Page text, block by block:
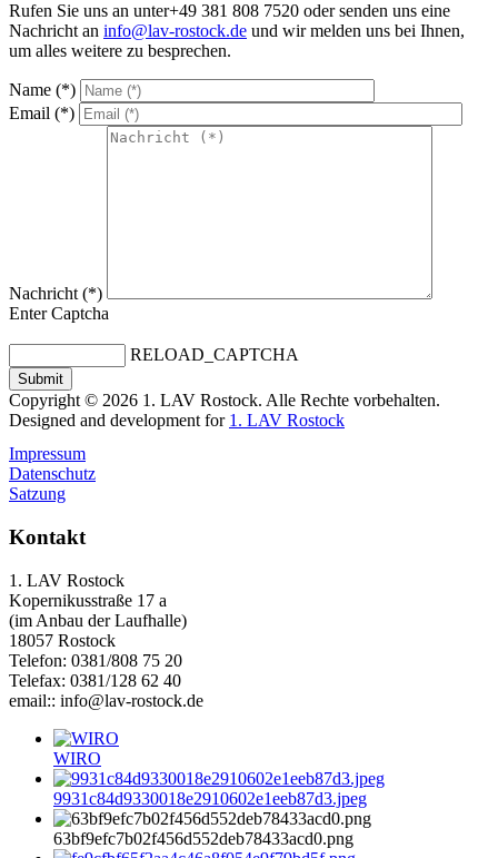
Rufen Sie uns an unter+49 381 808 7520 oder senden uns eine
Nachricht an info@lav-rostock.de und wir melden uns bei Ihnen,
um alles weitere zu besprechen.
Name (*)
Email (*)
Nachricht (*)
Enter Captcha
RELOAD_CAPTCHA
Copyright © 2026 1. LAV Rostock. Alle Rechte vorbehalten.
Designed and development for 1. LAV Rostock
Impressum
Datenschutz
Satzung
Kontakt
1. LAV Rostock
Kopernikusstraße 17 a
(im Anbau der Laufhalle)
18057 Rostock
Telefon: 0381/808 75 20
Telefax: 0381/128 62 40
email:: info@lav-rostock.de
WIRO
9931c84d9330018e2910602e1eeb87d3.jpeg
63bf9efc7b02f456d552deb78433acd0.png